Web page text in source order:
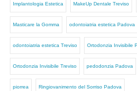
Implantologia Estetica MakeUp Dentale Treviso
Masticare la Gomma odontoiatria estetica Padova
odontoiatria estetica Treviso Ortodonzia Invisibile
Ortodonzia Invisibile Treviso pedodonzia Padova
piorrea Ringiovanimento del Sorriso Padova